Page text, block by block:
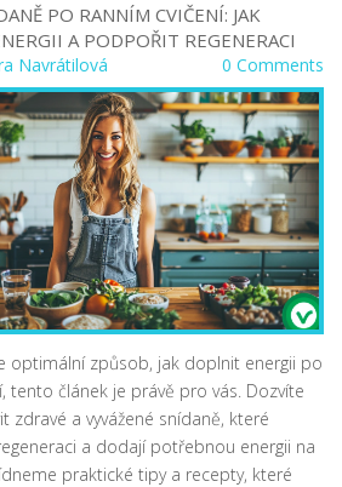
PO RANNÍM CVIČENÍ: JAK
A PODPOŘIT REGENERACI
Navrátilová 0 Comments
optimální způsob, jak doplnit energii po
tento článek je právě pro vás. Dozvíte
zdravé a vyvážené snídaně, které
a dodají potřebnou energii na
praktické tipy a recepty, které